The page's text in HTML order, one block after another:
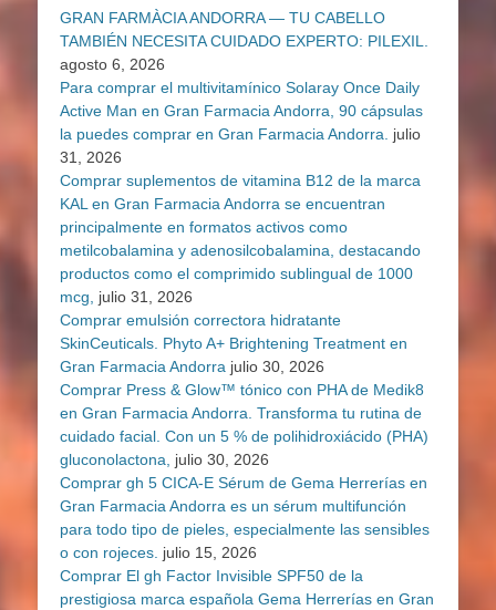
GRAN FARMÀCIA ANDORRA — TU CABELLO
TAMBIÉN NECESITA CUIDADO EXPERTO: PILEXIL.
agosto 6, 2026
Para comprar el multivitamínico Solaray Once Daily
Active Man en Gran Farmacia Andorra, 90 cápsulas
la puedes comprar en Gran Farmacia Andorra.
julio
31, 2026
Comprar suplementos de vitamina B12 de la marca
KAL en Gran Farmacia Andorra se encuentran
principalmente en formatos activos como
metilcobalamina y adenosilcobalamina, destacando
productos como el comprimido sublingual de 1000
mcg,
julio 31, 2026
Comprar emulsión correctora hidratante
SkinCeuticals. Phyto A+ Brightening Treatment en
Gran Farmacia Andorra julio 30, 2026
Comprar Press & Glow™ tónico con PHA de Medik8
en Gran Farmacia Andorra. Transforma tu rutina de
cuidado facial. Con un 5 % de polihidroxiácido (PHA)
gluconolactona,
julio 30, 2026
Comprar gh 5 CICA-E Sérum de Gema Herrerías en
Gran Farmacia Andorra es un sérum multifunción
para todo tipo de pieles, especialmente las sensibles
o con rojeces. julio 15, 2026
Comprar El gh Factor Invisible SPF50 de la
prestigiosa marca española Gema Herrerías en Gran